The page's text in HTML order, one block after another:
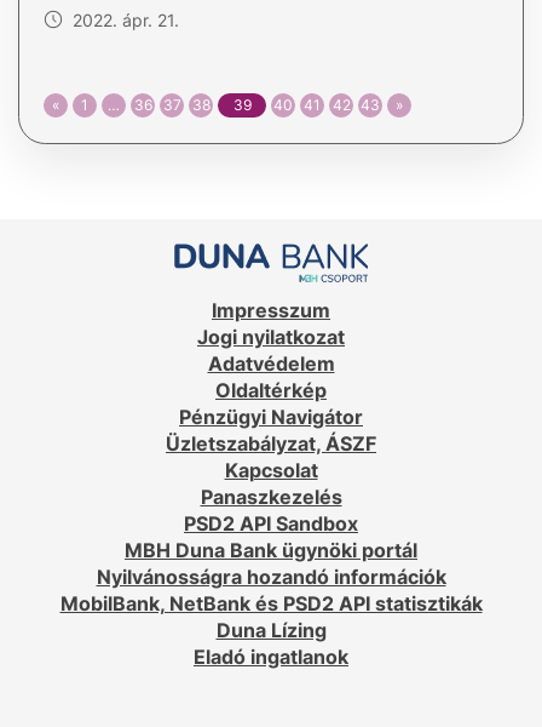
2022. ápr. 21.
« 1 … 36 37 38 39 40 41 42 43 »
Impresszum
Jogi nyilatkozat
Adatvédelem
Oldaltérkép
Pénzügyi Navigátor
Üzletszabályzat, ÁSZF
Kapcsolat
Panaszkezelés
PSD2 API Sandbox
MBH Duna Bank ügynöki portál
Nyilvánosságra hozandó információk
MobilBank, NetBank és PSD2 API statisztikák
Duna Lízing
Eladó ingatlanok